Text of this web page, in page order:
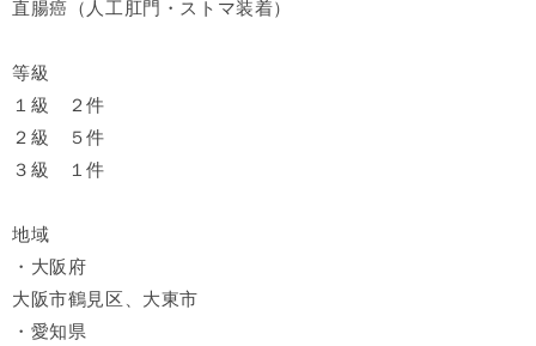
直腸癌（人工肛門・ストマ装着）
等級
１級 ２件
２級 ５件
３級 １件
地域
・大阪府
大阪市鶴見区、大東市
・愛知県